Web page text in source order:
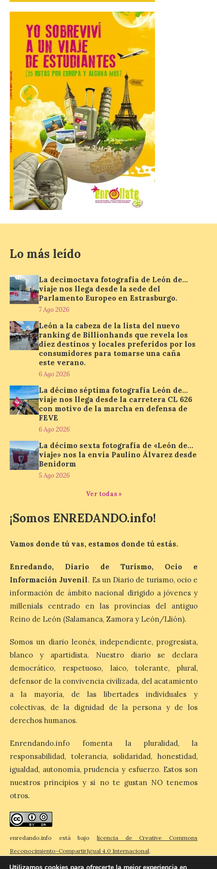
solicitado el Bono Cultural
Joven 2026 en su primer
mes de vigencia
7 Ago 2026
Las personas que hayan
cumplido o cumplan 18
años en 2026 pueden
solicitar esta ayuda en la
web
https://bonoculturajoven.gob.es/ hasta el
31 de octubre. Desde este año, los 400
euros del Bono pueden utilizarse tanto
para consumir productos culturales como
[…]
El Gobierno de España
lanza un visor web para
localizar y disfrutar del
Se trata de un visor web
que permite conocer la
posición exacta del Sol y
así localizar el lugar ideal
para observar el eclipse
solar del 12 de agosto de 2026 sin
obstáculos. El visor es una herramienta a
la […]
Paradores renueva su
compromiso con La Vuelta
como patrocinador oficial
7 Ago 2026
volverá a estar presente
en la zona de descanso
junto al control de firmas
Leaders Lounge, dos espacios exclusivos
Vuelta discurrirá junto a 17 […]
total del 12 de agosto.
precio
7 Ago 2026
León es la provincia más
económica (116€/noche),
pero también una de las
de alojamientos libres.
Zamora, Palencia y Álava son las
provincias con menos margen: apenas un
1% de los alojamientos siguen libres para
El eclipse genera un boom
de reservas hoteleras y
según SiteMinder
7 Ago 2026
Asturias lidera el impacto
planificación: reservas más anticipadas y
estancias más breves en torno al evento.
Madrid, 7 agosto de […]
Lo más leído
La decimoctava fotografía de León de…
viaje nos llega desde la sede del
Parlamento Europeo en Estrasburgo.
7 Ago 2026
León a la cabeza de la lista del nuevo
ranking de Billionhands que revela los
diez destinos y locales preferidos por los
consumidores para tomarse una caña
este verano.
6 Ago 2026
La décimo séptima fotografía León de…
viaje nos llega desde la carretera CL 626
con motivo de la marcha en defensa de
FEVE
6 Ago 2026
La décimo sexta fotografía de «León de…
viaje» nos la envía Paulino Álvarez desde
Benidorm
5 Ago 2026
Ver todas »
¡Somos ENREDANDO.info!
Vamos donde tú vas, estamos donde tú estás.
Enredando, Diario de Turismo, Ocio e
Información Juvenil. Es un Diario de turismo, ocio e
información de ámbito nacional dirigido a jóvenes y
millenials centrado en las provincias del antiguo
Reino de León (Salamanca, Zamora y León/Llión).
Somos un diario leonés, independiente, progresista,
blanco y apartidista. Nuestro diario se declara
democrático, respetuoso, laico, tolerante, plural,
defensor de la convivencia civilizada, del acatamiento
a la mayoría, de las libertades individuales y
colectivas, de la dignidad de la persona y de los
derechos humanos.
Enrendando.info fomenta la pluralidad, la
responsabilidad, tolerancia, solidaridad, honestidad,
igualdad, autonomía, prudencia y esfuerzo. Estos son
nuestros principios y si no te gustan NO tenemos
otros.
enredando.info está bajo licencia de Creative Commons
Reconocimiento-CompartirIgual 4.0 Internacional.